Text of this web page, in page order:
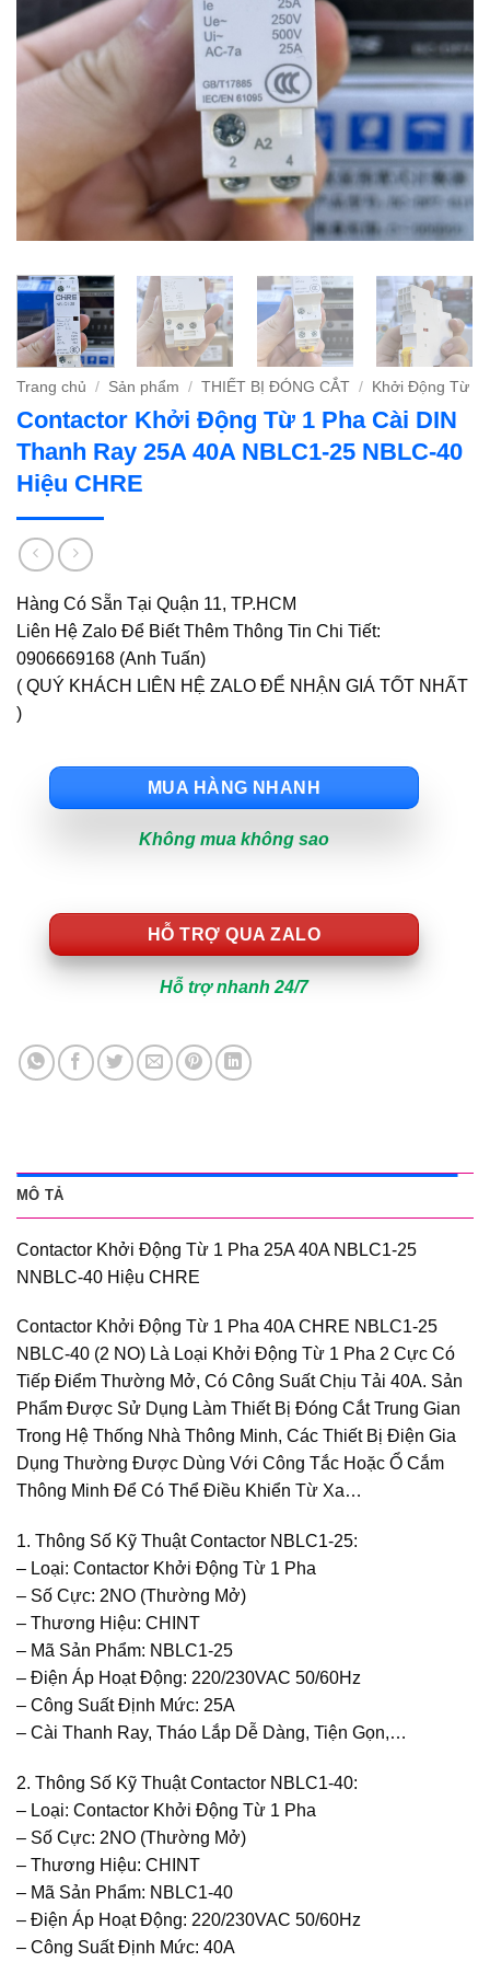
Trang chủ / Sản phẩm / THIẾT BỊ ĐÓNG CẮT / Khởi Động Từ
Contactor Khởi Động Từ 1 Pha Cài DIN
Thanh Ray 25A 40A NBLC1-25 NBLC-40
Hiệu CHRE
Hàng Có Sẵn Tại Quận 11, TP.HCM
Liên Hệ Zalo Để Biết Thêm Thông Tin Chi Tiết:
0906669168 (Anh Tuấn)
( QUÝ KHÁCH LIÊN HỆ ZALO ĐỂ NHẬN GIÁ TỐT NHẤT
)
MUA HÀNG NHANH
Không mua không sao
HỖ TRỢ QUA ZALO
Hỗ trợ nhanh 24/7
MÔ TẢ
Contactor Khởi Động Từ 1 Pha 25A 40A NBLC1-25
NNBLC-40 Hiệu CHRE
Contactor Khởi Động Từ 1 Pha 40A CHRE NBLC1-25
NBLC-40 (2 NO) Là Loại Khởi Động Từ 1 Pha 2 Cực Có
Tiếp Điểm Thường Mở, Có Công Suất Chịu Tải 40A. Sản
Phẩm Được Sử Dụng Làm Thiết Bị Đóng Cắt Trung Gian
Trong Hệ Thống Nhà Thông Minh, Các Thiết Bị Điện Gia
Dụng Thường Được Dùng Với Công Tắc Hoặc Ổ Cắm
Thông Minh Để Có Thể Điều Khiển Từ Xa…
1. Thông Số Kỹ Thuật Contactor NBLC1-25:
– Loại: Contactor Khởi Động Từ 1 Pha
– Số Cực: 2NO (Thường Mở)
– Thương Hiệu: CHINT
– Mã Sản Phẩm: NBLC1-25
– Điện Áp Hoạt Động: 220/230VAC 50/60Hz
– Công Suất Định Mức: 25A
– Cài Thanh Ray, Tháo Lắp Dễ Dàng, Tiện Gọn,…
2. Thông Số Kỹ Thuật Contactor NBLC1-40:
– Loại: Contactor Khởi Động Từ 1 Pha
– Số Cực: 2NO (Thường Mở)
– Thương Hiệu: CHINT
– Mã Sản Phẩm: NBLC1-40
– Điện Áp Hoạt Động: 220/230VAC 50/60Hz
– Công Suất Định Mức: 40A